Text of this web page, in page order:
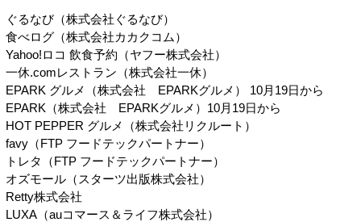
ぐるなび（株式会社ぐるなび）
食べログ（株式会社カカクコム）
Yahoo!ロコ 飲食予約（ヤフー株式会社）
一休.comレストラン（株式会社一休）
EPARK グルメ（株式会社 EPARKグルメ） 10月19日から
EPARK（株式会社 EPARKグルメ）10月19日から
HOT PEPPER グルメ（株式会社リクルート）
favy（FTP フードテックパートナー）
トレタ（FTP フードテックパートナー）
オズモール（スターツ出版株式会社）
Retty株式会社
LUXA（auコマース＆ライフ株式会社）